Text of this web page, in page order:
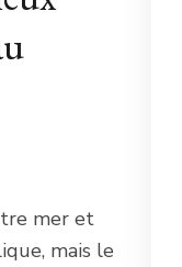
mer et
mais le